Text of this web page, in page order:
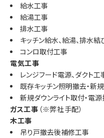
給水工事
給湯工事
排水工事
キッチン給水、給湯、排水
コンロ取付工事
電気工事
レンジフード電源、ダクト工
既存キッチン照明撤去・新
新規ダウンライト取付・電
ガス工事 （※弊社手配）
木工事
吊り戸撤去後補修工事